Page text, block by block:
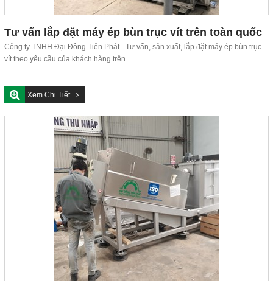
Tư vấn lắp đặt máy ép bùn trục vít trên toàn quốc
Công ty TNHH Đại Đồng Tiến Phát - Tư vấn, sản xuất, lắp đặt máy ép bùn trục
vít theo yêu cầu của khách hàng trên...
Xem Chi Tiết